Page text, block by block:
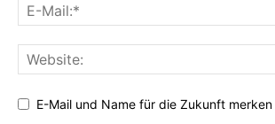
E-Mail und Name für die Zukunft merken